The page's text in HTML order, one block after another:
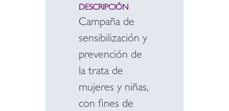
DESCRIPCIÓN
Campaña de
sensibilización y
prevención de
la trata de
mujeres y niñas,
con fines de